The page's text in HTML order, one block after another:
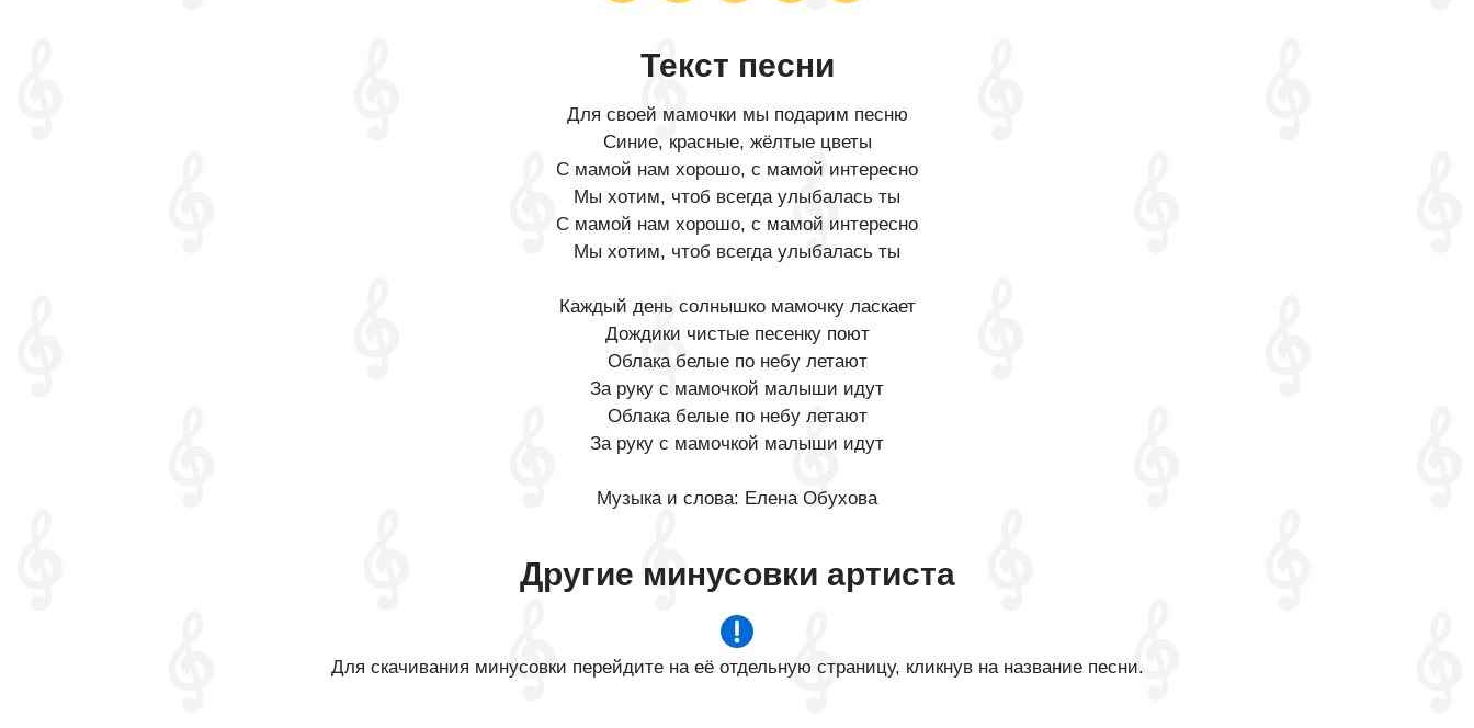
Текст песни
Для своей мамочки мы подарим песню
Синие, красные, жёлтые цветы
С мамой нам хорошо, с мамой интересно
Мы хотим, чтоб всегда улыбалась ты
С мамой нам хорошо, с мамой интересно
Мы хотим, чтоб всегда улыбалась ты
Каждый день солнышко мамочку ласкает
Дождики чистые песенку поют
Облака белые по небу летают
За руку с мамочкой малыши идут
Облака белые по небу летают
За руку с мамочкой малыши идут
Музыка и слова: Елена Обухова
Другие минусовки артиста
Для скачивания минусовки перейдите на её отдельную страницу, кликнув на название песни.